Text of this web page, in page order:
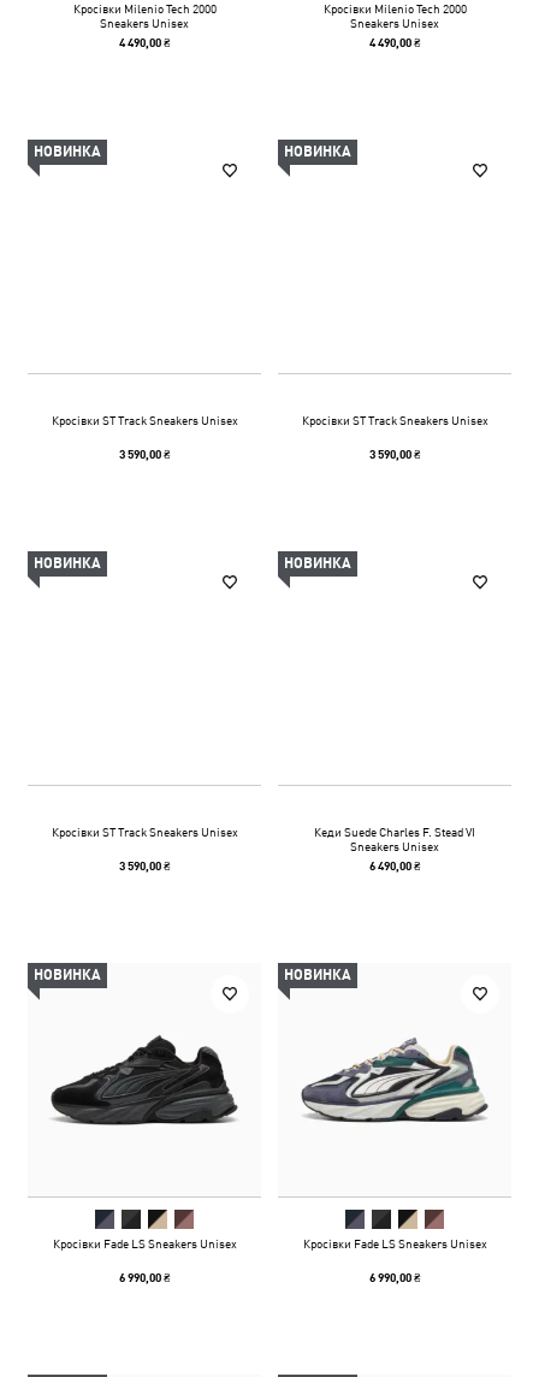
Кросівки Milenio Tech 2000
Sneakers Unisex
4 490,00 ₴
Кросівки Milenio Tech 2000
Sneakers Unisex
4 490,00 ₴
НОВИНКА
Кросівки ST Track Sneakers Unisex
3 590,00 ₴
НОВИНКА
Кросівки ST Track Sneakers Unisex
3 590,00 ₴
НОВИНКА
Кросівки ST Track Sneakers Unisex
3 590,00 ₴
НОВИНКА
Кеди Suede Charles F. Stead VI
Sneakers Unisex
6 490,00 ₴
НОВИНКА
Кросівки Fade LS Sneakers Unisex
6 990,00 ₴
НОВИНКА
Кросівки Fade LS Sneakers Unisex
6 990,00 ₴